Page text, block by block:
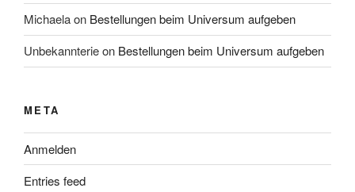
Michaelaon Bestellungen beim Universum aufgeben
Unbekannterieon Bestellungen beim Universum aufgeben
META
Anmelden
Entries feed